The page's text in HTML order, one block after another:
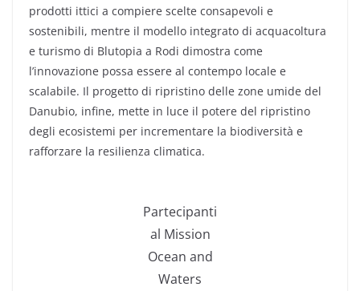
prodotti ittici a compiere scelte consapevoli e
sostenibili, mentre il modello integrato di acquacoltura
e turismo di Blutopia a Rodi dimostra come
l’innovazione possa essere al contempo locale e
scalabile. Il progetto di ripristino delle zone umide del
Danubio, infine, mette in luce il potere del ripristino
degli ecosistemi per incrementare la biodiversità e
rafforzare la resilienza climatica.
Partecipanti
al Mission
Ocean and
Waters